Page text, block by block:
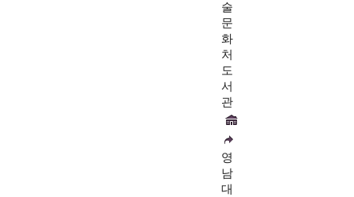
술
문
화
처
도
서
관
영
남
대